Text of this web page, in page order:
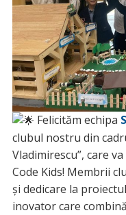
Felicităm echipa
clubul nostru din
Vladimirescu”, care
Code Kids! Membrii
și dedicare la
inovator care